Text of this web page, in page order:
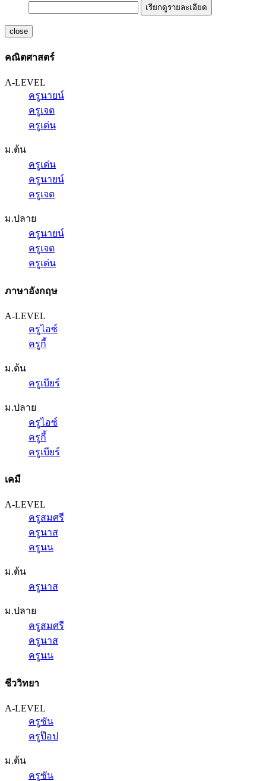
เรียกดูรายละเอียด
close
คณิตศาสตร์
A-LEVEL
ครูนายน์
ครูเจต
ครูเด่น
ม.ต้น
ครูเด่น
ครูนายน์
ครูเจต
ม.ปลาย
ครูนายน์
ครูเจต
ครูเด่น
ภาษาอังกฤษ
A-LEVEL
ครูไอซ์
ครูกี้
ม.ต้น
ครูเบียร์
ม.ปลาย
ครูไอซ์
ครูกี้
ครูเบียร์
เคมี
A-LEVEL
ครูสมศรี
ครูนาส
ครูนน
ม.ต้น
ครูนาส
ม.ปลาย
ครูสมศรี
ครูนาส
ครูนน
ชีววิทยา
A-LEVEL
ครูซัน
ครูป๊อป
ม.ต้น
ครูซัน